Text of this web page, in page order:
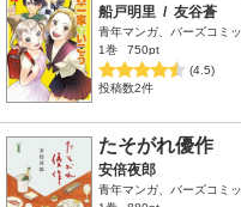
船戸明里 / 友谷蒼
青年マンガ、バーズコミ
1巻
750pt
(4.5)
投稿数2件
たそがれ優作
安倍夜郎
青年マンガ、バーズコミ